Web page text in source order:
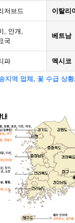
저브드 이탈리
, 안개,
국
베트남
파 멕시코
지역 업체, 꽃 수급 상